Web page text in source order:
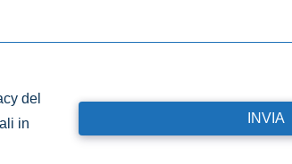
del
in